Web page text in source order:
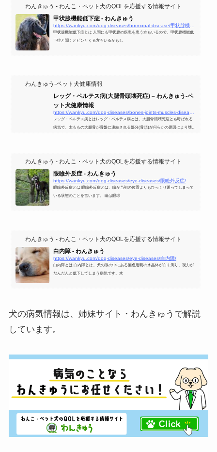
わんきゅう - わんこ・ペット犬のQOLを応援する情報サイト
甲状腺機能低下症 - わんきゅう
https://wankyu.com/dog-diseases/hormonal-disease/甲状腺機能低下症/
甲状腺機能低下症とは 人間にも甲状腺の疾患を患う方もいるので、甲状腺機能低
下症と聞くとピンとくる方もいるかもし
わんきゅう-ペット犬健康情報
レッグ・ペルテス病(大腿骨頭壊死症) – わんきゅう-ペ
ット犬健康情報
レッグ・ペルテス病とはレッグ・ペルテス病とは、大腿骨頭壊死症とも呼ばれる
病気で、太ももの大腿骨が骨盤に連結される部分(骨頭)が何らかの原因により壊死
わんきゅう - わんこ・ペット犬のQOLを応援する情報サイト
眼瞼外反症 - わんきゅう
https://wankyu.com/dog-diseases/eye-diseases/眼瞼外反症/
眼瞼外反症とは 眼瞼外反症とは、瞼が当初の位置よりもひっくり返ってしまって
いる状態のことを言います。 瞼は眼球
わんきゅう - わんこ・ペット犬のQOLを応援する情報サイト
白内障 - わんきゅう
https://wankyu.com/dog-diseases/eye-diseases/白内障/
白内障とは 白内障とは、犬の眼の中にある無色透明の水晶体が白く濁り、視力が
だんだんと低下してしまう病気です。水
犬の病気情報は、姉妹サイト・わんきゅうで解説
しています。